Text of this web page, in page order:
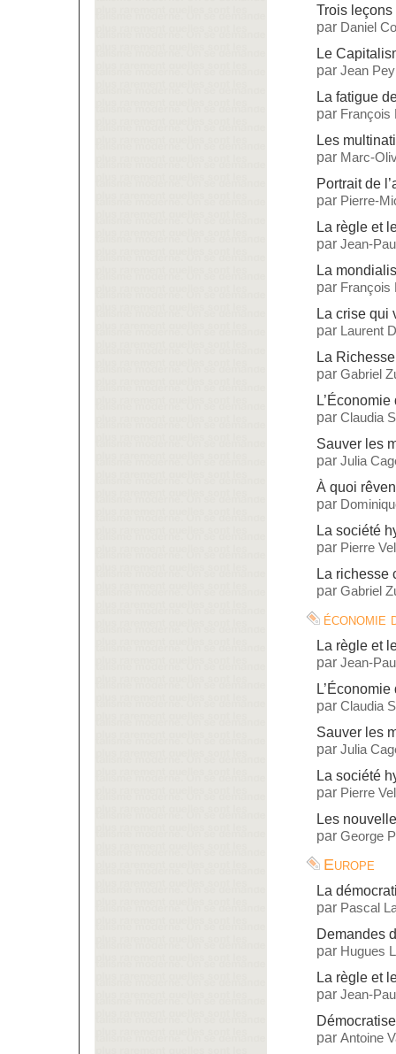
Trois
par Daniel
Le
par Jean
La fatigue
par François
Les
par Marc-
Portrait de
par Pierre-
La règle et
par Jean-
La
par François
La crise qui
par Laurent
La
par Gabriel
par Claudia
Sauver les
par Julia
À quoi
par
La société
par Pierre
La richesse
par Gabriel
économie
La règle et
par Jean-
par Claudia
Sauver les
par Julia
La société
par Pierre
Les
par George
Europe
La
par Pascal
Demandes
par Hugues
La règle et
par Jean-
par Antoine